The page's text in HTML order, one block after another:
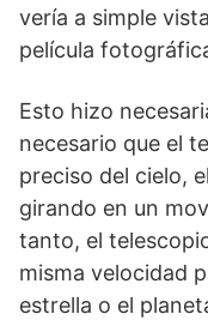
vería a simple
película
Esto hizo
necesario que el
preciso del cielo,
girando en un
tanto, el
misma velocidad
estrella o el